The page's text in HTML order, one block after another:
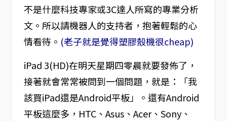
不是什麼科技專家或3C達人所寫的專業分析
文。所以請機器人的支持者，抱著輕鬆的心
情看待。 (老子就是覺得塑膠殼機很cheap)
iPad 3(HD)在明天星期四零晨就要發佈了，
接著就會常常被問到一個問題，就是：「我
該買iPad還是Android平板」。還有Android
平板這麼多，HTC、Asus、Acer、Sony、